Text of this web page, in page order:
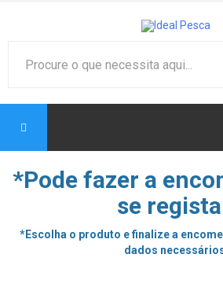
*Pode fazer a
se
*Escolha o produto e finalize a
dados